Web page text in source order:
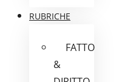
RUBRICHE
FATTO
&